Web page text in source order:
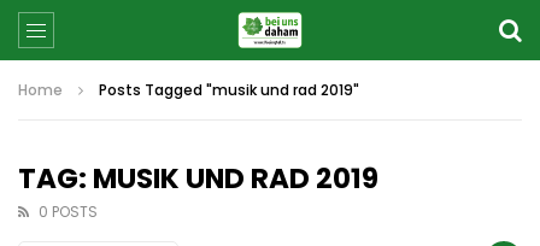
Home Posts Tagged "musik und rad 2019"
TAG: MUSIK UND RAD 2019
0 POSTS